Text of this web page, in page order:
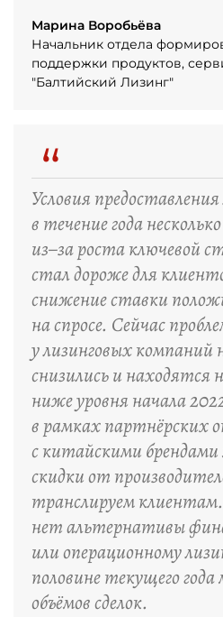
Марина Воробьёва
Начальник отдела
поддержки продуктов,
"Балтийский Лизинг"
“
Условия
в течение года
из–за роста ключевой
стал дороже для
снижение ставки
на спросе. Сейчас
у лизинговых компаний
снизились и находятся
ниже уровня начала
в рамках партнёрских
с китайскими
скидки от
транслируем
нет альтернативы
или операционному
половине текущего
объёмов сделок.